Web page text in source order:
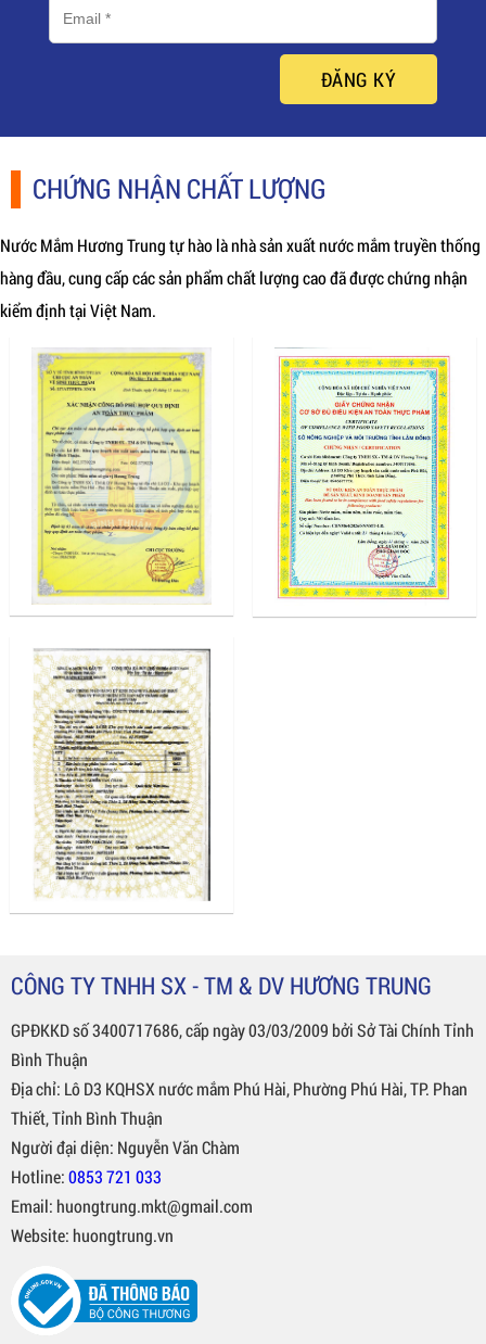
ĐĂNG KÝ
CHỨNG NHẬN CHẤT LƯỢNG
Nước Mắm Hương Trung tự hào là nhà sản xuất nước mắm truyền thống
hàng đầu, cung cấp các sản phẩm chất lượng cao đã được chứng nhận
kiểm định tại Việt Nam.
CÔNG TY TNHH SX - TM & DV HƯƠNG TRUNG
GPĐKKD số 3400717686, cấp ngày 03/03/2009 bởi Sở Tài Chính Tỉnh
Bình Thuận
Địa chỉ: Lô D3 KQHSX nước mắm Phú Hài, Phường Phú Hài, TP. Phan
Thiết, Tỉnh Bình Thuận
Người đại diện: Nguyễn Văn Chàm
Hotline:0853 721 033
Email: huongtrung.mkt@gmail.com
Website: huongtrung.vn